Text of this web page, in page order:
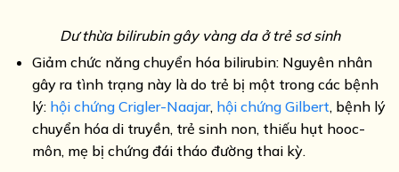
Dư thừa bilirubin gây vàng da ở trẻ sơ sinh
Giảm chức năng chuyển hóa bilirubin: Nguyên nhân
gây ra tình trạng này là do trẻ bị một trong các bệnh
lý: hội chứng Crigler-Naajar, hội chứng Gilbert, bệnh lý
chuyển hóa di truyền, trẻ sinh non, thiếu hụt hooc-
môn, mẹ bị chứng đái tháo đường thai kỳ.